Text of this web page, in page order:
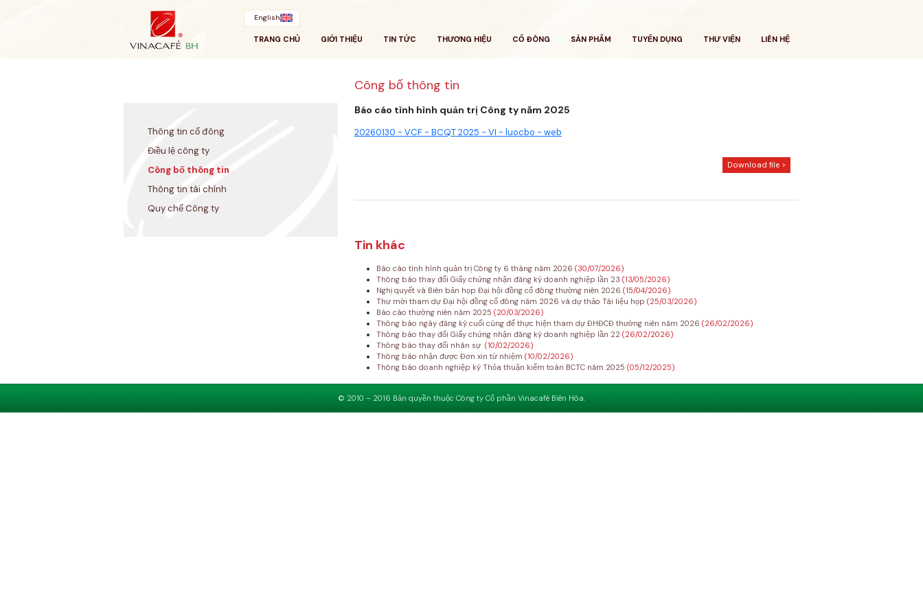
English
TRANG CHỦ GIỚI THIỆU TIN TỨC THƯƠNG HIỆU CỔ ĐÔNG SẢN PHẨM TUYỂN DỤNG THƯ VIỆN LIÊN HỆ
Công bố thông tin
Thông tin cổ đông
Điều lệ công ty
Công bố thông tin
Thông tin tài chính
Quy chế Công ty
Báo cáo tình hình quản trị Công ty năm 2025
20260130 - VCF - BCQT 2025 - VI - luocbo - web
Download file >
Tin khác
Báo cáo tình hình quản trị Công ty 6 tháng năm 2026 (30/07/2026)
Thông báo thay đổi Giấy chứng nhận đăng ký doanh nghiệp lần 23 (13/05/2026)
Nghị quyết và Biên bản họp Đại hội đồng cổ đông thường niên 2026 (15/04/2026)
Thư mời tham dự Đại hội đồng cổ đông năm 2026 và dự thảo Tài liệu họp (25/03/2026)
Báo cáo thường niên năm 2025 (20/03/2026)
Thông báo ngày đăng ký cuối cùng để thực hiện tham dự ĐHĐCĐ thường niên năm 2026 (26/02/2026)
Thông báo thay đổi Giấy chứng nhận đăng ký doanh nghiệp lần 22 (26/02/2026)
Thông báo thay đổi nhân sự (10/02/2026)
Thông báo nhận được Đơn xin từ nhiệm (10/02/2026)
Thông báo doanh nghiệp ký Thỏa thuận kiểm toán BCTC năm 2025 (05/12/2025)
© 2010 – 2016 Bản quyền thuộc Công ty Cổ phần Vinacafé Biên Hòa.